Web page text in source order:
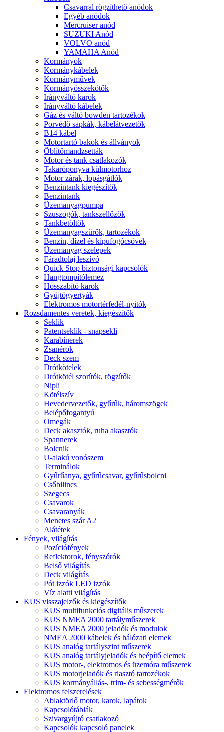
Csavarral rögzíthető anódok
Egyéb anódok
Mercruiser anód
SUZUKI Anód
VOLVO anód
YAMAHA Anód
Kormányok
Kormánykábelek
Kormányművek
Kormányösszekötők
Irányváltó karok
Irányváltó kábelek
Gáz és váltó bowden tartozékok
Porvédő sapkák, kábelátvezetők
B14 kábel
Motortartó bakok és állványok
Öblítőmandzsetták
Motor és tank csatlakozók
Takaróponyva külmotorhoz
Motor zárak, lopásgátlók
Benzintank kiegészítők
Benzintank
Üzemanyagpumpa
Szuszogók, tankszellőzők
Tankbetöltők
Üzemanyagszűrők, tartozékok
Benzin, dízel és kipufogócsövek
Üzemanyag szelepek
Fáradtolaj leszívó
Quick Stop biztonsági kapcsolók
Hangtompítólemez
Hosszabító karok
Gyújtógyertyák
Elektromos motortérfedél-nyitók
Rozsdamentes veretek, kiegészítők
Seklik
Patentseklik - snapsekli
Karabínerek
Zsanérok
Deck szem
Drótkötelek
Drótkötél szorítók, rögzítők
Nipli
Kötélszív
Hevedervezetők, gyűrűk, háromszögek
Belépőfogantyú
Omegák
Deck akasztók, ruha akasztók
Spannerek
Bolcnik
U-alakú vonószem
Terminálok
Gyűrűanya, gyűrűcsavar, gyűrűsbolcni
Csőbilincs
Szegecs
Csavarok
Csavaranyák
Menetes szár A2
Alátétek
Fények, világítás
Pozíciófények
Reflektorok, fényszórók
Belső világítás
Deck világítás
Pót izzók LED izzók
Víz alatti világítás
KUS visszajelzők és kiegészítők
KUS multifunkciós digitális műszerek
KUS NMEA 2000 tartályműszerek
KUS NMEA 2000 jeladók és modulok
NMEA 2000 kábelek és hálózati elemek
KUS analóg tartályszint műszerek
KUS analóg tartályjeladók és beépítő elemek
KUS motor-, elektromos és üzemóra műszerek
KUS motorjeladók és riasztó tartozékok
KUS kormányállás-, trim- és sebességmérők
Elektromos felszerelések
Ablaktörlő motor, karok, lapátok
Kapcsolótáblák
Szivargyújtó csatlakozó
Kapcsolók kapcsoló panelek